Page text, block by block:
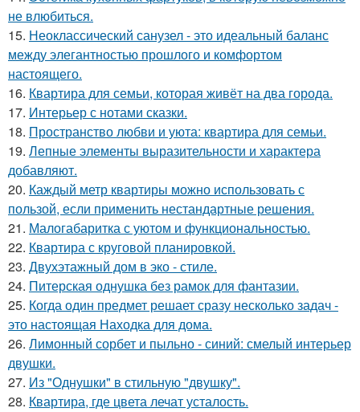
не влюбиться.
15. Неоклассический санузел - это идеальный баланс
между элегантностью прошлого и комфортом
настоящего.
16. Квартира для семьи, которая живёт на два города.
17. Интерьер с нотами сказки.
18. Пространство любви и уюта: квартира для семьи.
19. Лепные элементы выразительности и характера
добавляют.
20. Каждый метр квартиры можно использовать с
пользой, если применить нестандартные решения.
21. Малогабаритка с уютом и функциональностью.
22. Квартира с круговой планировкой.
23. Двухэтажный дом в эко - стиле.
24. Питерская однушка без рамок для фантазии.
25. Когда один предмет решает сразу несколько задач -
это настоящая Находка для дома.
26. Лимонный сорбет и пыльно - синий: смелый интерьер
двушки.
27. Из "Однушки" в стильную "двушку".
28. Квартира, где цвета лечат усталость.